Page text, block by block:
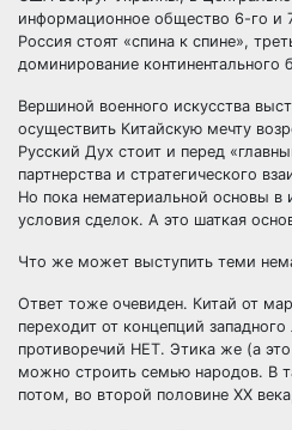
информационное общество 6-го и
Россия стоят «спина к спине»,
доминирование
Вершиной военного искусства
осуществить Китайскую мечту
Русский Дух стоит и перед
партнерства и стратегического
Но пока нематериальной основы в
условия сделок. А это шаткая
Что же может выступить теми
Ответ тоже очевиден. Китай от
переходит от концепций
противоречий НЕТ. Этика же (а
можно строить семью народов. В
потом, во второй половине ХХ